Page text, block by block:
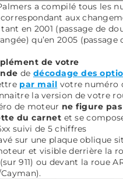
a compilé tous les
aux
en 2001 (passage de
qu’en 2005 (passage
de votre
de décodage des
par mail votre numéro
la version de votre
de moteur ne figure
du carnet et se
suivi de 5 chiffres
sur une plaque oblique
et visible derrière la
911) ou devant la roue